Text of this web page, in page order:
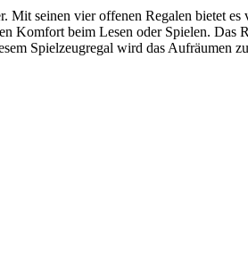
seinen vier offenen Regalen bietet
Komfort beim Lesen oder Spielen.
Spielzeugregal wird das Aufräumen